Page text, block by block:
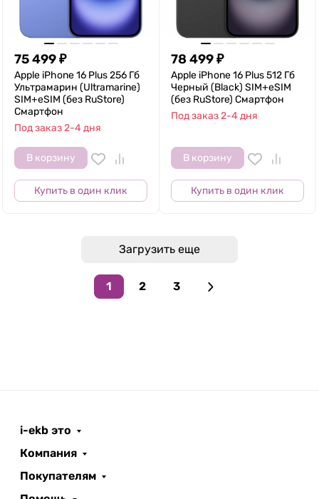
75 499₽
Apple iPhone 16 Plus 256 Гб
Ультрамарин (Ultramarine)
SIM+eSIM (без RuStore)
Смартфон
Под заказ 2-4 дня
В корзину
Купить в один клик
78 499₽
Apple iPhone 16 Plus 512 Гб
Черный (Black) SIM+eSIM
(без RuStore) Смартфон
Под заказ 2-4 дня
В корзину
Купить в один клик
Загрузить еще
1 2 3
i-ekb это
Компания
Покупателям